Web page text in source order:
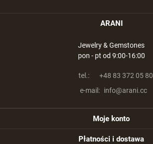
ARANI
Jewelry & Gemstones
pon - pt od 9:00-16:00
tel.:
+48 83 372 05 80
e-mail: info@arani.cc
Moje konto
Płatności i dostawa